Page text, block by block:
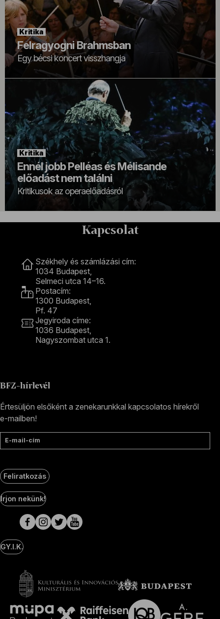
Kritika
Felragyogni Brahmsban
Egy bécsi koncert visszhangja
Kritika
Ennél jobb Pelléas és Mélisande
előadást nem találni
Kritikusok az operaelőadásról
Kapcsolat
Székhely és számlázási cím:
1034 Budapest,
Selmeci utca 14–16.
Postacím:
1300 Budapest,
Pf. 47
Jegyiroda címe:
1036 Budapest,
Nagyszombat utca 1.
BFZ-hírlevél
Értesüljön elsőként a zenekarunkkal kapcsolatos hírekről
e-mailben!
E-mail-cím
Feliratkozás
Social
Media
oldalak
Írjon nekünk!
GY.I.K.